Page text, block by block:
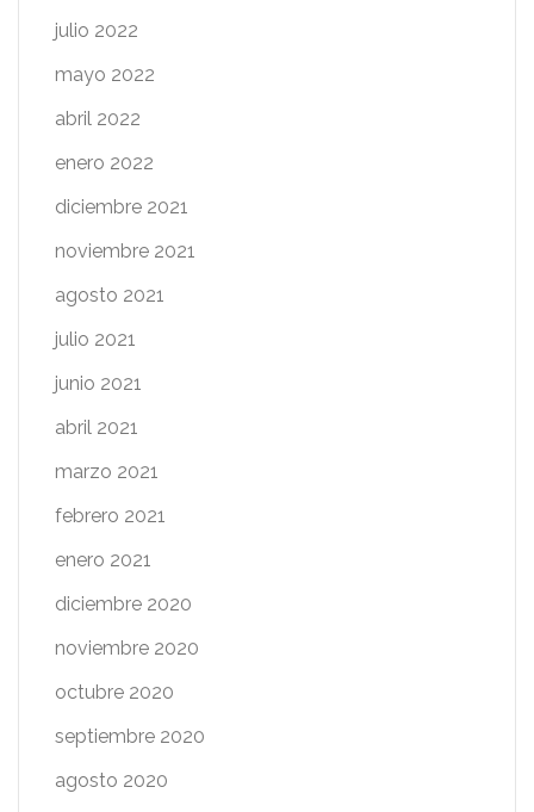
julio 2022
mayo 2022
abril 2022
enero 2022
diciembre 2021
noviembre 2021
agosto 2021
julio 2021
junio 2021
abril 2021
marzo 2021
febrero 2021
enero 2021
diciembre 2020
noviembre 2020
octubre 2020
septiembre 2020
agosto 2020